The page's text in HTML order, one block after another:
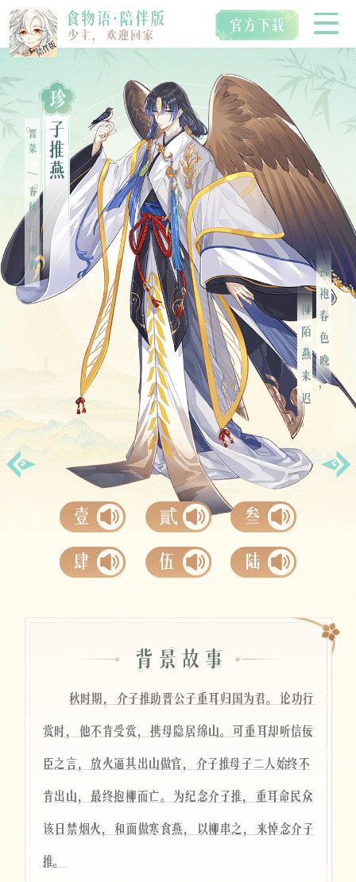
首页
空桑食魂
视听典藏
IP衍生
空桑寄语
珍
子
推
燕
晋菜
/
春秋
/
嘲讽
拂袍春色晚，
柳陌燕来迟。
壹 貳
叁
肆
伍 陆
秋时期，介子推助晋公子重耳归国为君。论功行
赏时，他不肯受赏，携母隐居绵山。可重耳却听信佞
臣之言，放火逼其出山做官，介子推母子二人始终不
肯出山，最终抱柳而亡。为纪念介子推，重耳命民众
该日禁烟火，和面做寒食燕，以柳串之，来悼念介子
推。